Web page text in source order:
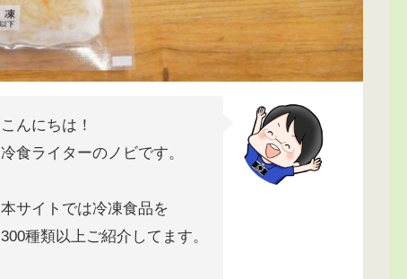
こんにちは！
冷食ライターのノビです。
本サイトでは冷凍食品を
300種類以上ご紹介してます。